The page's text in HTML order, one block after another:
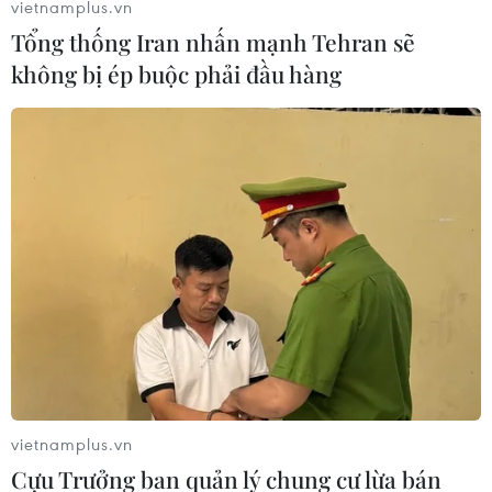
Italy có thể tham gia cơ chế xác minh
giải giáp Hezbollah tại Nam Liban
Iran-Oman đàm phán thiết lập tuyến
hàng hải mới qua eo biển Hormuz
Cố vấn quân sự Iran tiết lộ
sốc, tuyên bố hàng trăm binh sĩ Mỹ
đã thiệt mạng
04/08/2026 15:51
vietnamplus.vn
Tổng thống Iran nhấn mạnh Tehran sẽ
không bị ép buộc phải đầu hàng
vietnamplus.vn
Cựu Trưởng ban quản lý chung cư lừa bán